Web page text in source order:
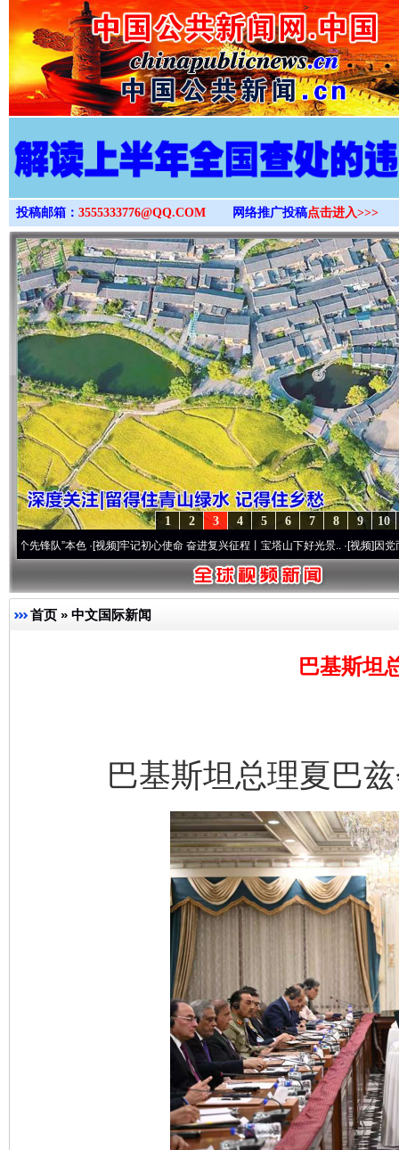
>
投稿邮箱： 3555333776@QQ.COM 网络推广投稿点击进入>>>
10
9
8
7
6
5
4
3
2
1
”本色·[视频]牢记初心使命 奋进复兴征程丨宝塔山下好光景..·[视频]因党而生 为党
首页 » 中文国际新闻
巴基斯坦
巴基斯坦总理夏巴兹